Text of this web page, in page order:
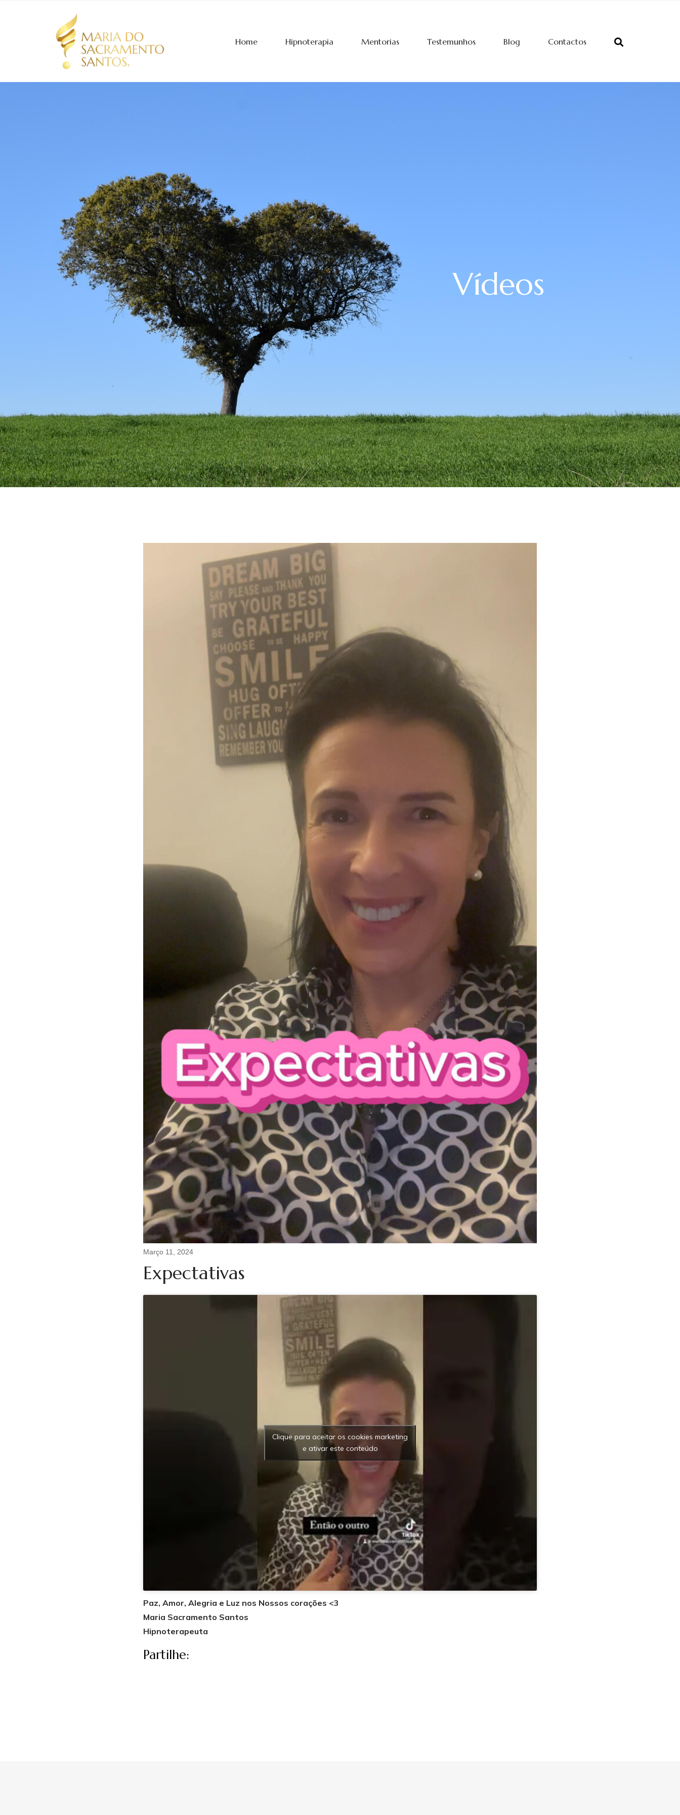
Home Hipnoterapia Mentorias Testemunhos Blog Contactos
Vídeos
Março 11, 2024
Expectativas
Clique para aceitar os cookies marketing
e ativar este conteúdo
Paz, Amor, Alegria e Luz nos Nossos corações <3
Maria Sacramento Santos
Hipnoterapeuta
Partilhe:
Newsletter
Join over 1,000 people who get free & fresh
content delivered each time we publish.
+ Subscribe Now
Sou mulher, mãe, filha, irmã, tia, cunhada, amiga, colega, uma humana.
Corria o ano de 1970 quando nasci, fruto de um Amor de uma alfacinha com um laurentino, em
Moçambique. Com 4 anos vim para a metrópole e iniciou-se uma nova fase para toda a família, à
semelhança de tantas outras famílias. Iniciei o ensino primário em Lisboa e o ciclo já em Elvas,
cidade onde resido até ao momento.
A licenciatura em Relações Públicas e Publicidade fez-me voltar por uns anos a Lisboa, e
seguidamente voltei a Moçambique para uma experiência de ano e meio a viver fora, lecionando e
trabalhando numa agência de publicidade em Maputo.
Regressei a Portugal ano e meio depois, e a Vida trouxe novos caminhos e aprendizagens, casei, fui
mãe, trabalhei em coordenação de formação profissional, projetos comunitários e agências de
Até que em 2012, decido mudar de rumo. Comecei a meditar e a questionar-me sobre o “caminho a
Desde miúda que sempre gostei de pessoas. Sempre tive muita facilidade de empatizar, com muita
facilidade as pessoas falavam comigo e muitas vezes, quase sem me conhecerem, “desabafavam” e
comentavam que se sentiam bem em falar comigo.
Com todas estas ideias, começaram a fazer sentido, se tivesse uma ferramenta, poderia ajudar melhor
as pessoas e poderia fazer disso “modo de vida”.
Comecei a procurar a Técnica/ Ferramenta que mais sentido me fazia, e voltei às leituras do Dr. Brian
Weiss, o que me levou à hipnoterapia.
Encontrei o Professor Alberto Lopes, e senti que o Caminho seria esse. Iniciei a formação, muito
completa e com estágio incluído, e à medida que avançava na aquisição desse conhecimento, crescia
o sentimento de que a minha Missão estava encontrada!
Após um 2013 em formações intensivas várias, em 2014 inicio a atividade como hipnoterapeuta em
Elvas. Em 2018 expando para Évora e em 2020 para Lisboa. Em 2020, devido ao cenário mundial,
inicio sessões online e em 2022 crio a presente página para chegar a mais pessoas.
Desejo que os conteúdos lhe sejam de ajuda na recuperação do Seu Bem-Estar. Esta página é para si!